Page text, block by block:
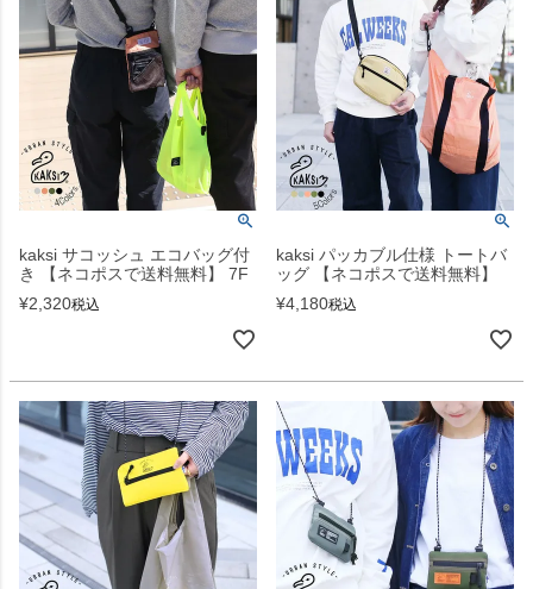
kaksi サコッシュ エコバッグ付
き 【ネコポスで送料無料】 7F
¥2,320税込
kaksi パッカブル仕様 トートバ
ッグ 【ネコポスで送料無料】
¥4,180税込